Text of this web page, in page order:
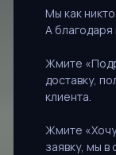
Мы как
А
Жмите
доставку,
клиента.
Жмите
заявку, мы